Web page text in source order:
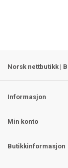
Norsk nettbutikk |
Informasjon
Min konto
Butikkinformasjon